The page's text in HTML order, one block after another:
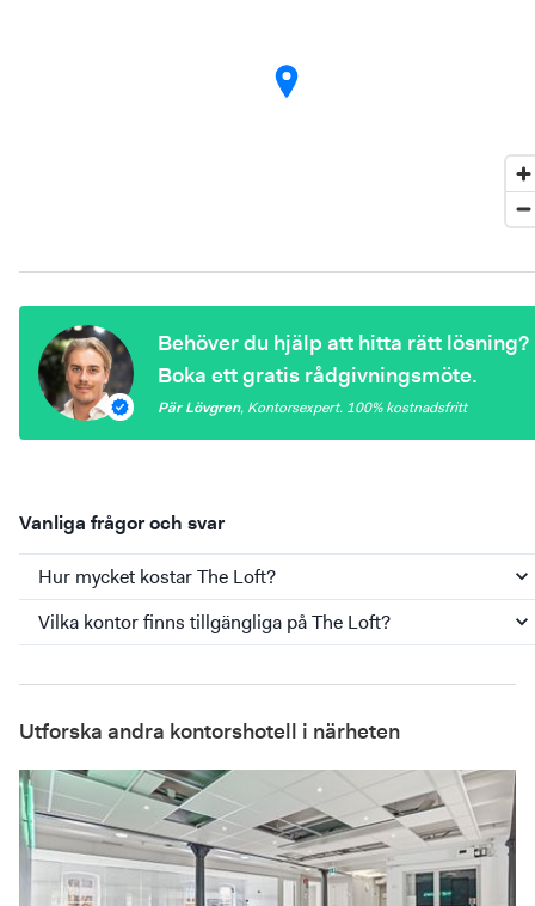
Behöver du hjälp att hitta rätt lösning?
Boka ett gratis rådgivningsmöte.
Pär Lövgren, Kontorsexpert. 100%kostnadsfritt
Vanliga frågor och svar
Hur mycket kostar The Loft?
Vilka kontor finns tillgängliga på The Loft?
Utforska andra kontorshotell i närheten